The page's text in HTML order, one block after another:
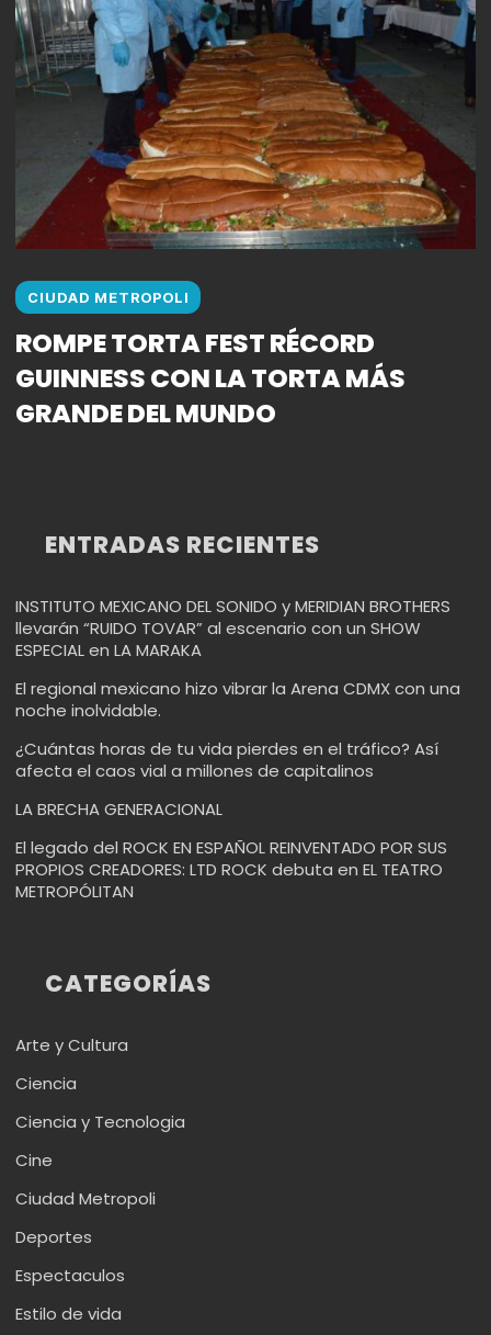
CIUDAD METROPOLI
ROMPE TORTA FEST RÉCORD
GUINNESS CON LA TORTA MÁS
GRANDE DEL MUNDO
ENTRADAS RECIENTES
INSTITUTO MEXICANO DEL SONIDO y MERIDIAN BROTHERS
llevarán “RUIDO TOVAR” al escenario con un SHOW
ESPECIAL en LA MARAKA
El regional mexicano hizo vibrar la Arena CDMX con una
noche inolvidable.
¿Cuántas horas de tu vida pierdes en el tráfico? Así
afecta el caos vial a millones de capitalinos
LA BRECHA GENERACIONAL
El legado del ROCK EN ESPAÑOL REINVENTADO POR SUS
PROPIOS CREADORES: LTD ROCK debuta en EL TEATRO
METROPÓLITAN
CATEGORÍAS
Arte y Cultura
Ciencia
Ciencia y Tecnologia
Cine
Ciudad Metropoli
Deportes
Espectaculos
Estilo de vida